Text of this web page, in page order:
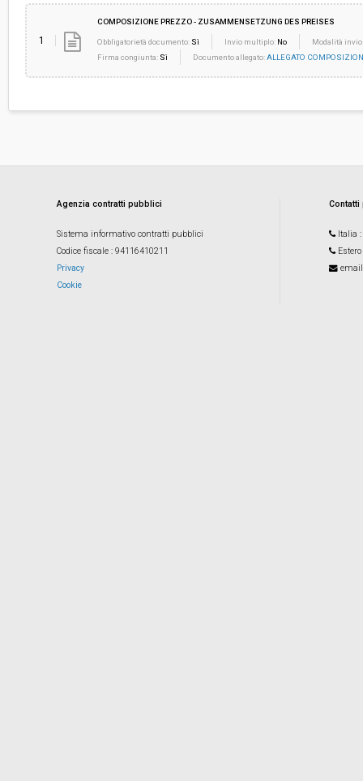
1
COMPOSIZIONE PREZZO - ZUSAMMENSETZUNG DES PREISES
Obbligatorietà documento: Sì Invio multiplo: No
Modalità
Firma congiunta: Sì Documento allegato:ALLEGATO
Agenzia contratti pubblici
Sistema informativo contratti pubblici
Codice fiscale : 94116410211
Privacy
Cookie
Italia
Estero
email